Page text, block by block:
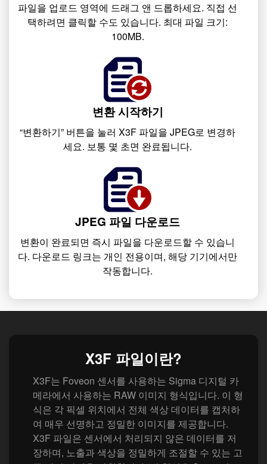
파일을 업로드 영역에 드래그 앤 드롭하세요. 직접 선
택하려면 클릭할 수도 있습니다. 최대 파일 크기:
100MB.
변환 시작하기
“변환하기” 버튼을 눌러 X3F 파일을 JPEG로 변경하
세요. 보통 몇 초면 완료됩니다.
JPEG 파일 다운로드
변환이 완료되면 즉시 파일을 다운로드할 수 있습니
다. 다운로드 링크는 개인 전용이며, 해당 기기에서만
작동합니다.
X3F 파일이란?
X3F는 Foveon 센서를 사용하는 Sigma 디지털 카
메라에서 사용하는 RAW 이미지 형식입니다. 이 형
식은 각 픽셀 위치에서 전체 색상 데이터를 캡처하
여 매우 선명하고 정밀한 이미지를 제공합니다.
X3F 파일은 센서에서 처리되지 않은 데이터를 저
장하며, 노출과 색상을 정밀하게 조절할 수 있는 고